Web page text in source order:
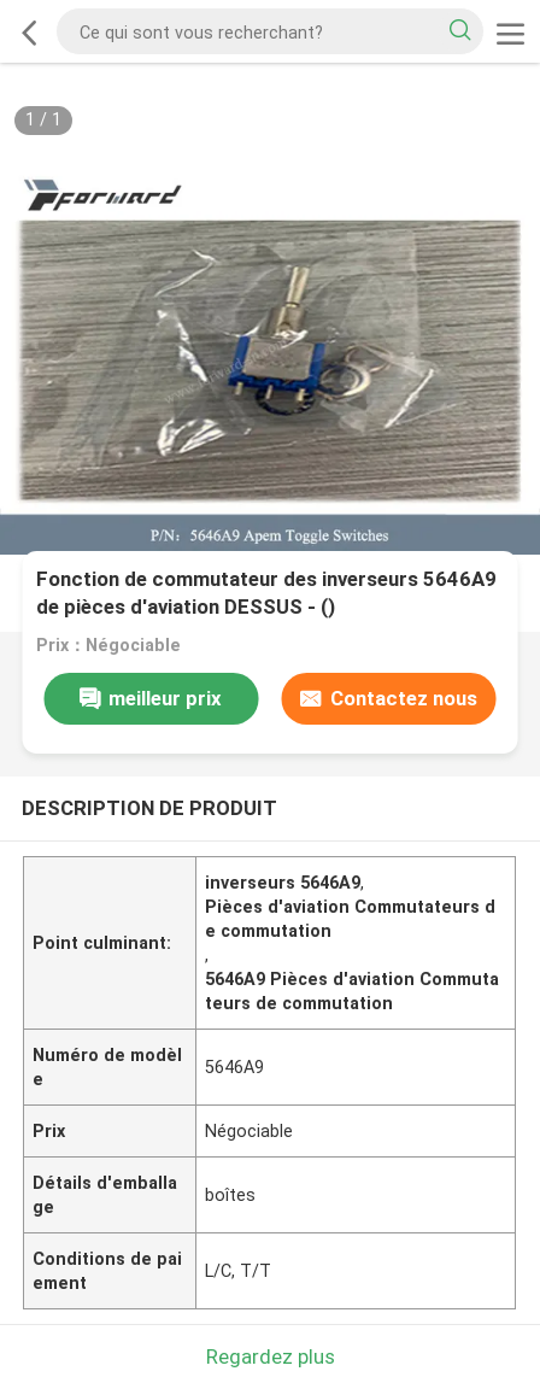
1 / 1
Fonction de commutateur des inverseurs 5646A9
de pièces d'aviation DESSUS - ()
Prix：Négociable
meilleur prix Contactez nous
DESCRIPTION DE PRODUIT
Point culminant:
inverseurs 5646A9,
Pièces d'aviation Commutateurs d
e commutation
,
5646A9 Pièces d'aviation Commuta
teurs de commutation
Numéro de modèl
e
5646A9
Prix Négociable
Détails d'emballa
ge
boîtes
Conditions de pai
ement
L/C, T/T
Regardez plus